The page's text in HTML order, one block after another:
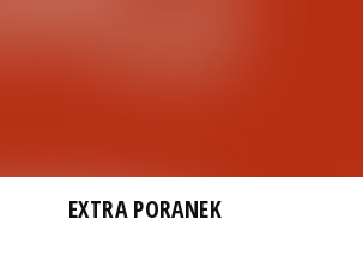
EXTRA PORANEK